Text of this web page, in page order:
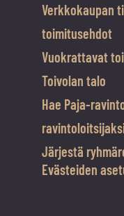
Verkkokaupan
toimitusehdot
Vuokrattavat
Toivolan talo
Hae Paja-
Järjestä
Evästeiden